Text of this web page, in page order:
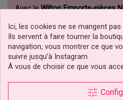
Avec leWilton Emporte-pièces
moment de partage, de rires et
bonshommes ne survivent
n’est pas un problème de
sont réussis.
Référence 02-0-0671
CLIQUEZ ICI POUR
Ici, les cookies ne se mangent pas
Ils servent à faire tourner la
navigation, vous montrer ce que
suivre jusqu’à Instagram.
À vous de choisir ce que vous
tune